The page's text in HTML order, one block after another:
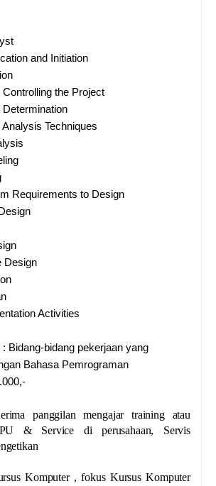
and Initiation
the Project
Techniques
Requirements to Design
Design
Activities
Bidang-bidang pekerjaan yang
Bahasa Pemrograman
panggilan mengajar training atau
& Service di perusahaan, Servis
Komputer , fokus Kursus Komputer